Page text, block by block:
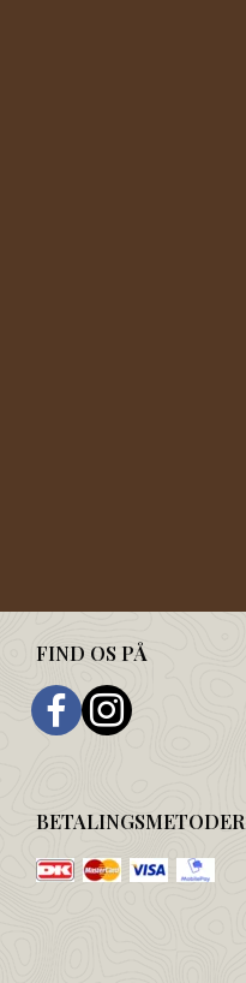
FIND OS PÅ
BETALINGSMETODER